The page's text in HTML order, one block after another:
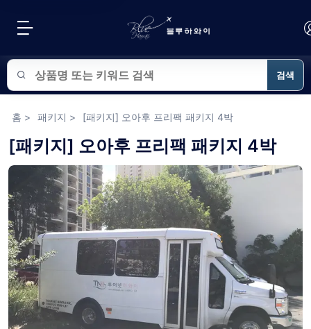
블루하와이 상품 검색
검색
홈 > 패키지 > [패키지] 오아후 프리팩 패키지 4박
[패키지] 오아후 프리팩 패키지 4박